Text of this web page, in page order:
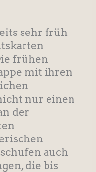
sehr früh
frühen
mit ihren
nur einen
der
auch
die bis